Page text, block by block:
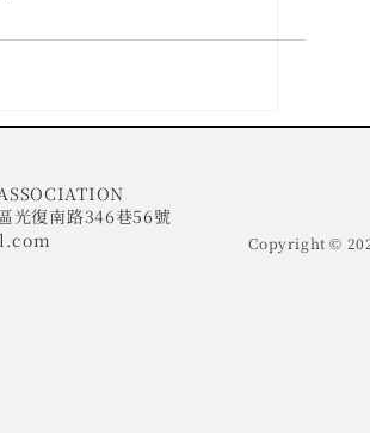
光復南路346巷56號
Copyright ©